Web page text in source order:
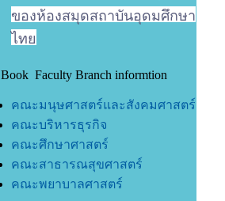
ของห้องสมุดสถาบันอุดมศึกษา
ไทย
Book Faculty Branch informtion
คณะมนุษศาสตร์และสังคมศาสตร์
คณะบริหารธุรกิจ
คณะศึกษาศาสตร์
คณะสาธารณสุขศาสตร์
คณะพยาบาลศาสตร์